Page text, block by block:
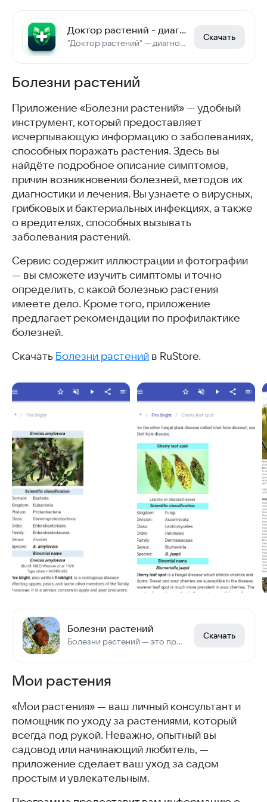
Доктор растений - диагностика и уход за растениями
"Доктор растений" — диагностика и уход за растениями с помощью фото
Скачать
Болезни растений
Приложение «Болезни растений» — удобный
инструмент, который предоставляет
исчерпывающую информацию о заболеваниях,
способных поражать растения. Здесь вы
найдёте подробное описание симптомов,
причин возникновения болезней, методов их
диагностики и лечения. Вы узнаете о вирусных,
грибковых и бактериальных инфекциях, а также
о вредителях, способных вызывать
заболевания растений.
Сервис содержит иллюстрации и фотографии
— вы сможете изучить симптомы и точно
определить, с какой болезнью растения
имеете дело. Кроме того, приложение
предлагает рекомендации по профилактике
болезней.
Скачать Болезни растений в RuStore.
Болезни растений
Болезни растений — это проблемы, которые могут повлиять на их здоровье и развитие.
Скачать
Мои растения
«Мои растения» — ваш личный консультант и
помощник по уходу за растениями, который
всегда под рукой. Неважно, опытный вы
садовод или начинающий любитель, —
приложение сделает ваш уход за садом
простым и увлекательным.